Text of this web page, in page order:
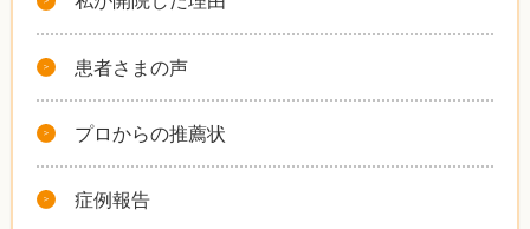
患者さまの声
プロからの推薦状
症例報告